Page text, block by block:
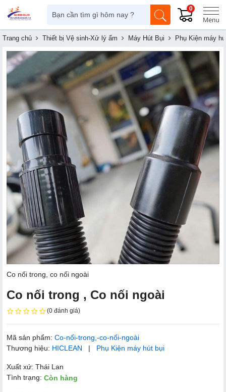
0
Trang chủ Thiết bị Vệ sinh-Xử lý ẩm Máy Hút Bụi Phụ Kiện máy
Co nối trong, co nối ngoài
Co nối trong , Co nối ngoài
(0 đánh giá)
Mã sản phẩm: Co-nối-trong,-co-nối-ngoài
Thương hiệu: HICLEAN | Phụ Kiện máy hút bụi
Xuất xứ: Thái Lan
Tình trạng: Còn hàng